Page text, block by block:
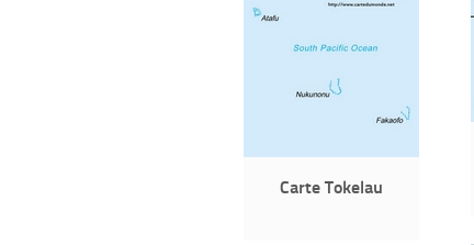
Carte Tokelau